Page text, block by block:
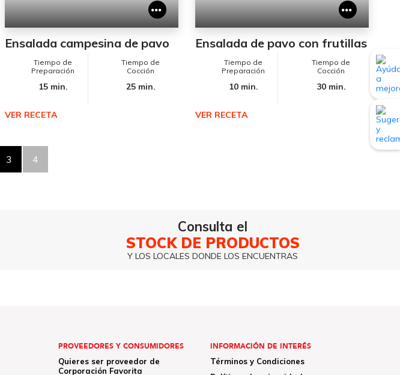
Ensalada campesina de pavo
Tiempo de
Preparación
15 min.
Tiempo de
Cocción
25 min.
VER RECETA
Ensalada de pavo con frutillas
Tiempo de
Preparación
10 min.
Tiempo de
Cocción
30 min.
VER RECETA
3 4
Consulta el
STOCK DE PRODUCTOS
Y LOS LOCALES DONDE LOS ENCUENTRAS
PROVEEDORES Y CONSUMIDORES
Quieres ser proveedor de
Corporación Favorita
INFORMACIÓN DE INTERÉS
Términos y Condiciones